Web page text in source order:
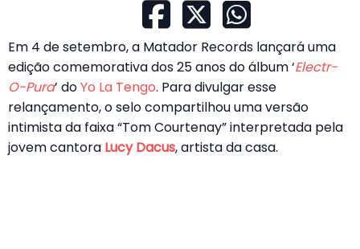
Em 4 de setembro, a Matador Records lançará uma
edição comemorativa dos 25 anos do álbum ‘Electr-
O-Pura’ doYo La Tengo. Para divulgar esse
relançamento, o selo compartilhou uma versão
intimista da faixa “Tom Courtenay” interpretada pela
jovem cantora Lucy Dacus, artista da casa.